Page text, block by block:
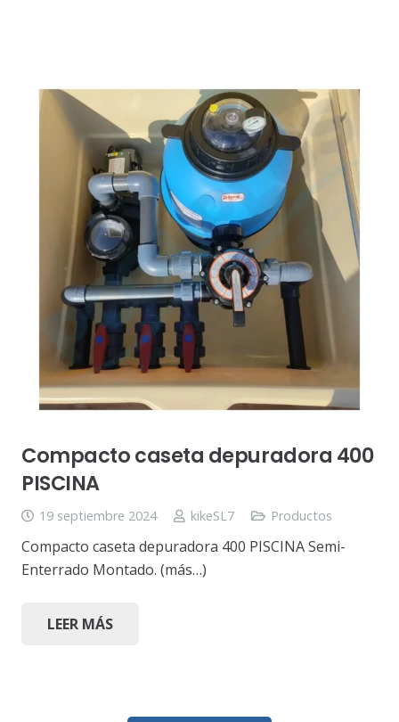
Compacto caseta depuradora 400
PISCINA
19 septiembre 2024 kikeSL7 Productos
Compacto caseta depuradora 400 PISCINA Semi-
Enterrado Montado. (más…)
LEER MÁS